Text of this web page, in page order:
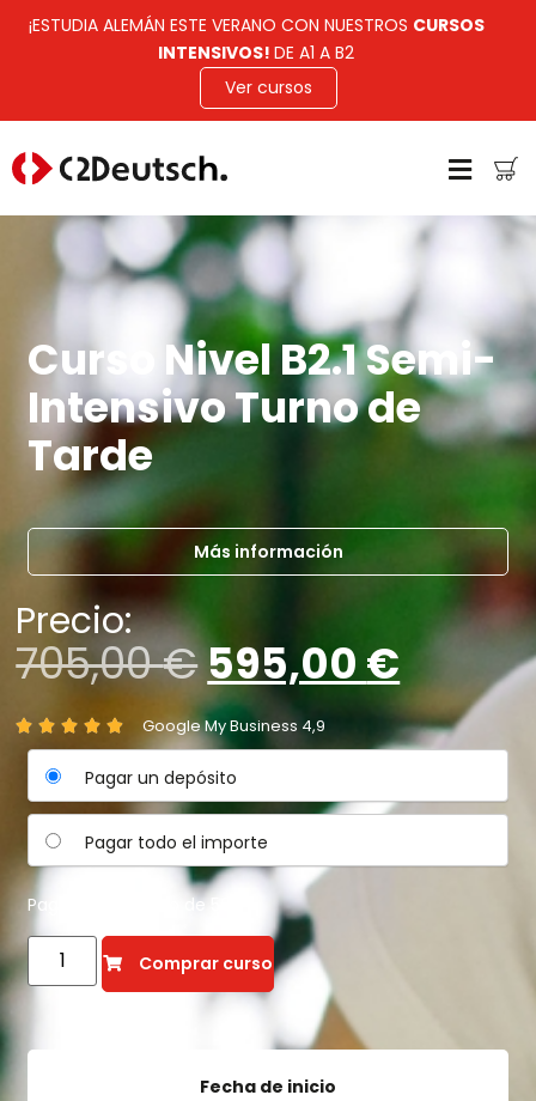
¡ESTUDIA ALEMÁN ESTE VERANO CON NUESTROS CURSOS
INTENSIVOS! DE A1 A B2
Ver cursos
Curso Nivel B2.1 Semi-
Intensivo Turno de
Tarde
Más información
Precio:
705,00€595,00 €
Google My Business 4,9
    
Pagar un depósito
Pagar todo el importe
Pagar un depósito de
Comprar curso
Fecha de inicio